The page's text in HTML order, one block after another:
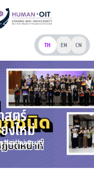
TH EN CN
ตร์
งใหม่
Mai University